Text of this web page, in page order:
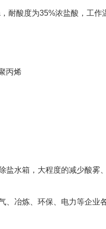
，耐酸度为35%浓盐酸，工作
丙烯
水箱，大程度的减少酸
冶炼、环保、电力等企